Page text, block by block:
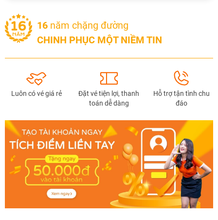
16 năm chặng đường
CHINH PHỤC MỘT NIỀM TIN
Luôn có vé giá rẻ
Đặt vé tiện lợi, thanh
toán dễ dàng
Hỗ trợ tận tình chu
đáo
TƯ VẤN NGAY
TƯ VẤN NGAY
TƯ VẤN NGAY
TƯ VẤN NGAY
NHẬN ƯU ĐÃI NGAY
TƯ VẤN NGAY